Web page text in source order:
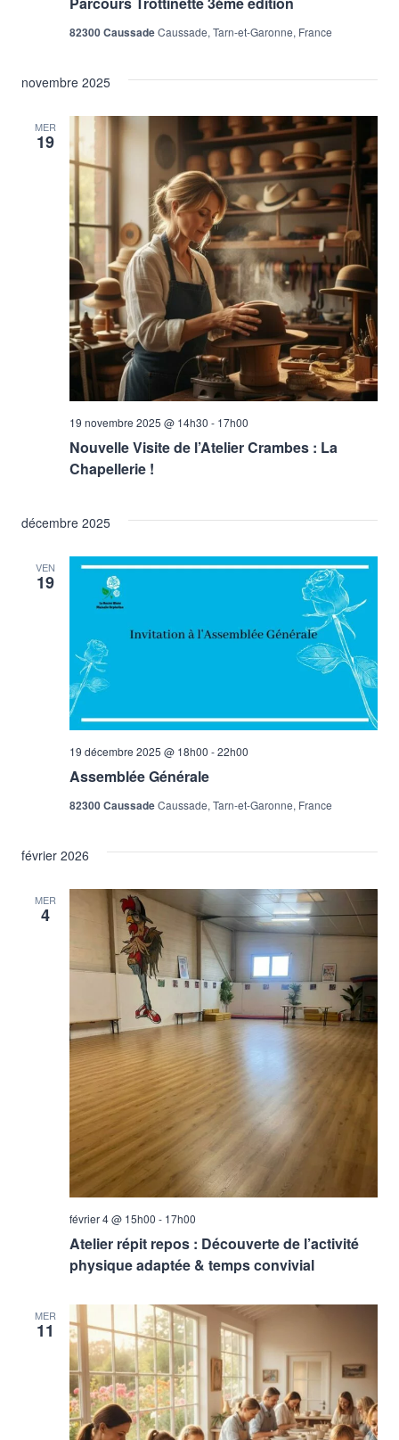
82300 CaussadeCaussade, Tarn-et-Garonne, France
novembre 2025
MER
19
Nouvelle Visite de l’Atelier Crambes : La
Chapellerie !
19 novembre 2025 @ 14h30 - 17h00
décembre 2025
VEN
19
Assemblée Générale
19 décembre 2025 @ 18h00 -22h00
82300 CaussadeCaussade, Tarn-et-Garonne, France
février 2026
MER
4
Atelier répit repos : Découverte de l’activité
physique adaptée & temps convivial
février 4 @ 15h00 - 17h00
MER
11